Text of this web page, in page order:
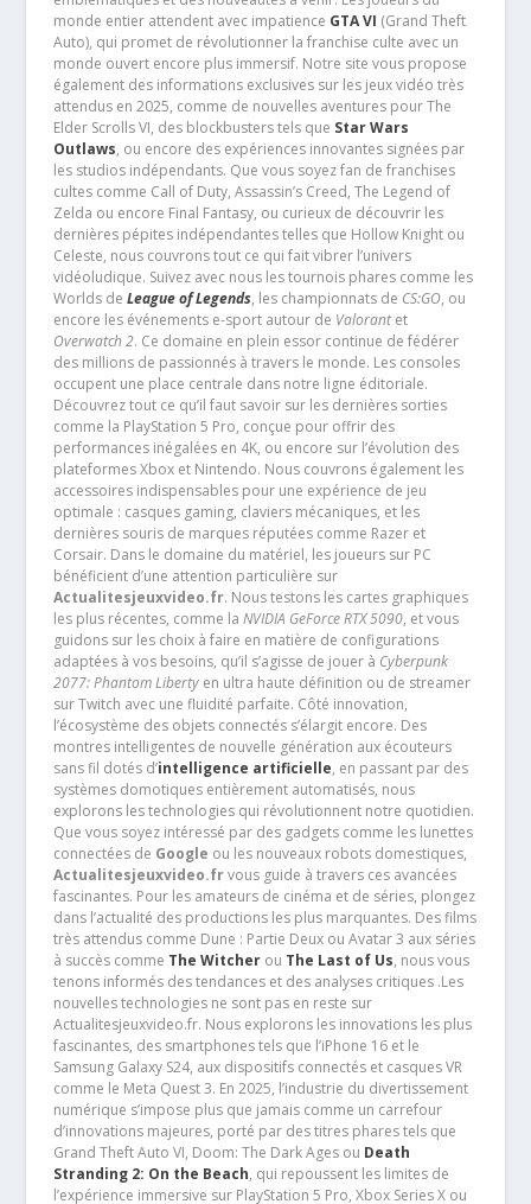
monde entier attendent avec impatience GTA VI (Grand Theft
Auto), qui promet de révolutionner la franchise culte avec un
monde ouvert encore plus immersif. Notre site vous propose
également des informations exclusives sur les jeux vidéo très
attendus en 2025, comme de nouvelles aventures pour The
Elder Scrolls VI, des blockbusters tels que Star Wars
Outlaws, ou encore des expériences innovantes signées par
les studios indépendants. Que vous soyez fan de franchises
cultes comme Call of Duty, Assassin’s Creed, The Legend of
Zelda ou encore Final Fantasy, ou curieux de découvrir les
dernières pépites indépendantes telles que Hollow Knight ou
Celeste, nous couvrons tout ce qui fait vibrer l’univers
vidéoludique. Suivez avec nous les tournois phares comme les
Worlds de League of Legends, les championnats de CS:GO, ou
encore les événements e-sport autour de Valorantet
Overwatch 2. Ce domaine en plein essor continue de fédérer
des millions de passionnés à travers le monde. Les consoles
occupent une place centrale dans notre ligne éditoriale.
Découvrez tout ce qu’il faut savoir sur les dernières sorties
comme la PlayStation 5 Pro, conçue pour offrir des
performances inégalées en 4K, ou encore sur l’évolution des
plateformes Xbox et Nintendo. Nous couvrons également les
accessoires indispensables pour une expérience de jeu
optimale : casques gaming, claviers mécaniques, et les
dernières souris de marques réputées comme Razer et
Corsair. Dans le domaine du matériel, les joueurs sur PC
bénéficient d’une attention particulière sur
Actualitesjeuxvideo.fr. Nous testons les cartes graphiques
les plus récentes, comme la NVIDIA GeForce RTX 5090, et vous
guidons sur les choix à faire en matière de configurations
adaptées à vos besoins, qu’il s’agisse de jouer à Cyberpunk
2077: Phantom Libertyen ultra haute définition ou de streamer
sur Twitch avec une fluidité parfaite. Côté innovation,
l’écosystème des objets connectés s’élargit encore. Des
montres intelligentes de nouvelle génération aux écouteurs
sans fil dotés d’intelligence artificielle, en passant par des
systèmes domotiques entièrement automatisés, nous
explorons les technologies qui révolutionnent notre quotidien.
Que vous soyez intéressé par des gadgets comme les lunettes
connectées de Google ou les nouveaux robots domestiques,
Actualitesjeuxvideo.frvous guide à travers ces avancées
fascinantes. Pour les amateurs de cinéma et de séries, plongez
dans l’actualité des productions les plus marquantes. Des films
très attendus comme Dune : Partie Deux ou Avatar 3 aux séries
à succès comme The Witcherou The Last of Us, nous vous
tenons informés des tendances et des analyses critiques .Les
nouvelles technologies ne sont pas en reste sur
Actualitesjeuxvideo.fr. Nous explorons les innovations les plus
fascinantes, des smartphones tels que l’iPhone 16 et le
Samsung Galaxy S24, aux dispositifs connectés et casques VR
comme le Meta Quest 3. En 2025, l’industrie du divertissement
numérique s’impose plus que jamais comme un carrefour
d’innovations majeures, porté par des titres phares tels que
Grand Theft Auto VI, Doom: The Dark Ages ou Death
Stranding 2: On the Beach, qui repoussent les limites de
l’expérience immersive sur PlayStation 5 Pro, Xbox Series X ou